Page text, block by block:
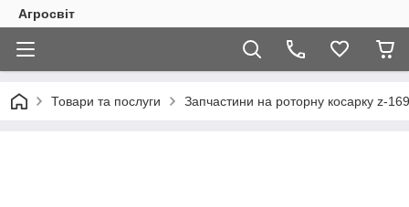
Агросвіт
Товари та послуги Запчастини на роторну косарку z-